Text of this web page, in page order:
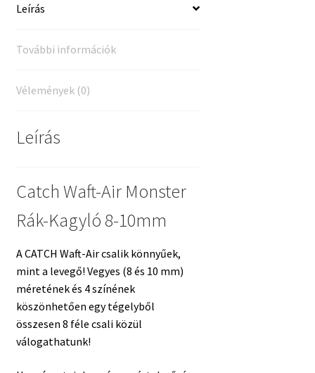
Leírás
További információk
Vélemények (0)
Leírás
Catch Waft-Air Monster
Rák-Kagyló 8-10mm
A CATCH Waft-Air csalik könnyűek,
mint a levegő! Vegyes (8 és 10 mm)
méretének és 4 színének
köszönhetően egy tégelyből
összesen 8 féle csali közül
válogathatunk!